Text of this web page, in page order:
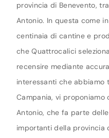
provincia di Benevento,
Antonio. In questa come
centinaia di cantine e
che Quattrocalici
recensire mediante
interessanti che abbiamo
Campania, vi proponiamo
Antonio, che fa parte
importanti della provincia